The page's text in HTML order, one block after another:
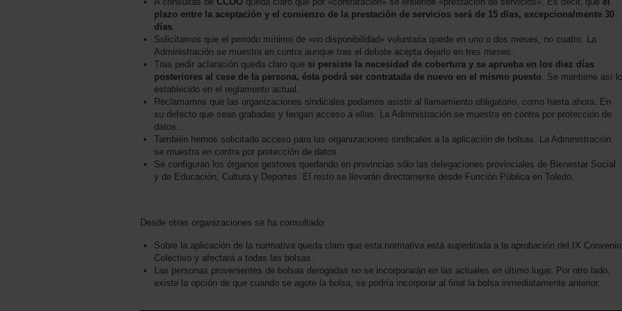
plazo entre la aceptación y el comienzo de la prestación de servicios será de 15 días, excepcionalmente 30
días.
Solicitamos que el periodo mínimo de «no disponibilidad» voluntaria quede en uno o dos meses, no cuatro. La
Administración se muestra en contra aunque tras el debate acepta dejarlo en tres meses.
Tras pedir aclaración queda claro que si persiste la necesidad de cobertura y se aprueba en los diez días
posteriores al cese de la persona, ésta podrá ser contratada de nuevo en el mismo puesto. Se mantiene así lo
establecido en el reglamento actual.
Reclamamos que las organizaciones sindicales podamos asistir al llamamiento obligatorio, como hasta ahora. En
su defecto que sean grabadas y tengan acceso a ellas. La Administración se muestra en contra por protección de
datos.
También hemos solicitado acceso para las organizaciones sindicales a la aplicación de bolsas. La Administración
se muestra en contra por protección de datos.
Se configuran los órganos gestores quedando en provincias sólo las delegaciones provinciales de Bienestar Social
y de Educación, Cultura y Deportes. El resto se llevarán directamente desde Función Pública en Toledo.
Desde otras organizaciones se ha consultado:
Sobre la aplicación de la normativa queda claro que esta normativa está supeditada a la aprobación del IX Convenio
Colectivo y afectará a todas las bolsas.
Las personas provenientes de bolsas derogadas no se incorporarán en las actuales en último lugar. Por otro lado,
existe la opción de que cuando se agote la bolsa, se podría incorporar al final la bolsa inmediatamente anterior.